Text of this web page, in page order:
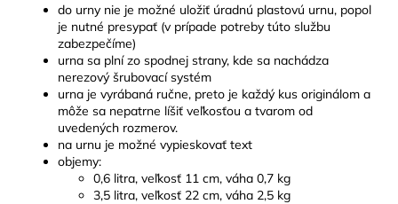
do urny nie je možné uložiť úradnú plastovú urnu, popol
je nutné presypať (v prípade potreby túto službu
zabezpečíme)
urna sa plní zo spodnej strany, kde sa nachádza
nerezový šrubovací systém
urna je vyrábaná ručne, preto je každý kus originálom a
môže sa nepatrne líšiť veľkosťou a tvarom od
uvedených rozmerov.
na urnu je možné vypieskovať text
objemy:
0,6 litra, veľkosť 11 cm, váha 0,7 kg
3,5 litra, veľkosť 22 cm, váha 2,5 kg